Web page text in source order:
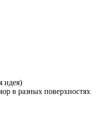
идея)
в разных поверхностях